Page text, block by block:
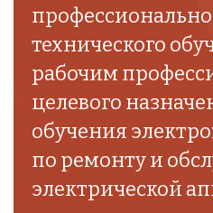
технического
рабочим
целевого
обучения
по ремонту и
электрической